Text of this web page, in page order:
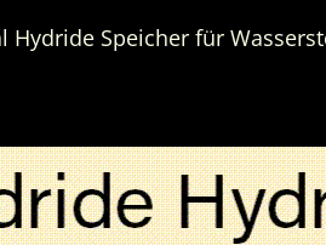
Hydride Speicher für